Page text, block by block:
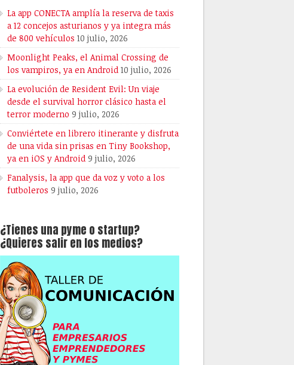
La app CONECTA amplía la reserva de taxis
a 12 concejos asturianos y ya integra más
de 800 vehículos 10 julio, 2026
Moonlight Peaks, el Animal Crossing de
los vampiros, ya en Android 10 julio, 2026
La evolución de Resident Evil: Un viaje
desde el survival horror clásico hasta el
terror moderno 9 julio, 2026
Conviértete en librero itinerante y disfruta
de una vida sin prisas en Tiny Bookshop,
ya en iOS y Android 9 julio, 2026
Fanalysis, la app que da voz y voto a los
futboleros 9 julio, 2026
¿Tienes una pyme o startup?
¿Quieres salir en los medios?